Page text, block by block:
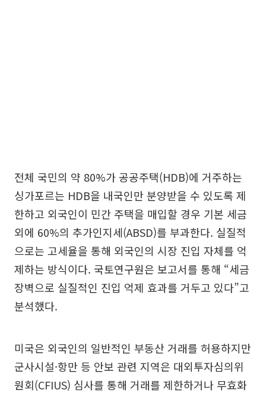
전체 국민의 약 80%가 공공주택(HDB)에 거주하는
싱가포르는 HDB을 내국인만 분양받을 수 있도록 제
한하고 외국인이 민간 주택을 매입할 경우 기본 세금
외에 60%의 추가인지세(ABSD)를 부과한다. 실질적
으로는 고세율을 통해 외국인의 시장 진입 자체를 억
제하는 방식이다. 국토연구원은 보고서를 통해 “세금
장벽으로 실질적인 진입 억제 효과를 거두고 있다”고
분석했다.
미국은 외국인의 일반적인 부동산 거래를 허용하지만
군사시설·항만 등 안보 관련 지역은 대외투자심의위
원회(CFIUS) 심사를 통해 거래를 제한하거나 무효화